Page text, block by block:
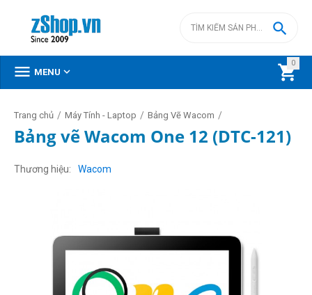
0


 MENU 
Trang chủ / Máy Tính - Laptop / Bảng Vẽ Wacom /
Bảng vẽ Wacom One 12 (DTC-121)
Thương hiệu Wacom